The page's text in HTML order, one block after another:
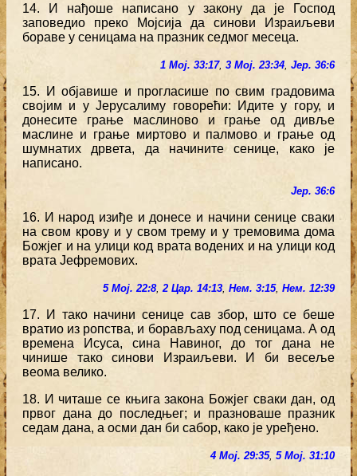
14. И нађоше написано у закону да је Господ
заповедио преко Мојсија да синови Израиљеви
бораве у сеницама на празник седмог месеца.
1 Мој. 33:17, 3 Мој. 23:34, Јер. 36:6
15. И објавише и прогласише по свим градовима
својим и у Јерусалиму говорећи: Идите у гору, и
донесите грање маслиново и грање од дивље
маслине и грање миртово и палмово и грање од
шумнатих дрвета, да начините сенице, како је
написано.
Јер. 36:6
16. И народ изиђе и донесе и начини сенице сваки
на свом крову и у свом трему и у тремовима дома
Божјег и на улици код врата водених и на улици код
врата Јефремових.
5 Мој. 22:8,2 Цар. 14:13, Нем. 3:15, Нем. 12:39
17. И тако начини сенице сав збор, што се беше
вратио из ропства, и борављаху под сеницама. А од
времена Исуса, сина Навиног, до тог дана не
чинише тако синови Израиљеви. И би весеље
веома велико.
18. И читаше се књига закона Божјег сваки дан, од
првог дана до последњег; и празноваше празник
седам дана, а осми дан би сабор, како је уређено.
4 Мој. 29:35, 5 Мој. 31:10